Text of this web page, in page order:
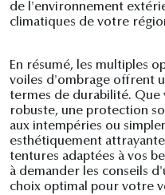
de l'environnement
climatiques de votre
En résumé, les multiples
voiles d'ombrage offrent
termes de durabilité. Que
robuste, une protection
aux intempéries ou
esthétiquement
tentures adaptées à vos
à demander les conseils
choix optimal pour votre